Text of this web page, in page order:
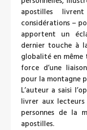
apostilles
considérations –
apportent un
dernier touche à
globalité en
force d’une
pour la montagne
L’auteur a saisi
livrer aux
personnes de la
apostilles.